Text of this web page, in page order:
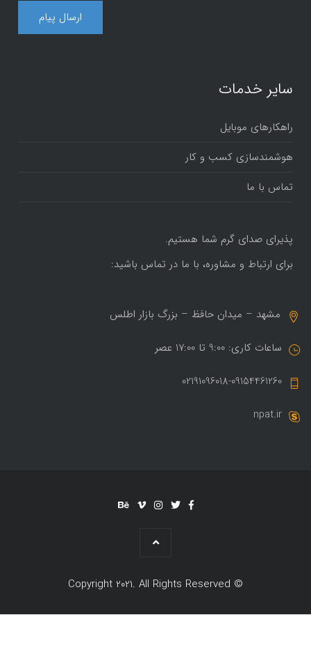
سایر خدمات
راهکارهای موبایل
هوشمندسازی کسب و کار
تماس با ما
پذیرای صدای گرم شما هستیم.
برای ارتباط و مشاوره، با ما در تماس باشید:
مشهد – میدان حافظ – بزرگ بازار اطلس
ساعات کاری: 9:00 تا 17:00 عصر
02191096018-09154461260
npat.ir
© Copyright 2021. All Rights Reserved